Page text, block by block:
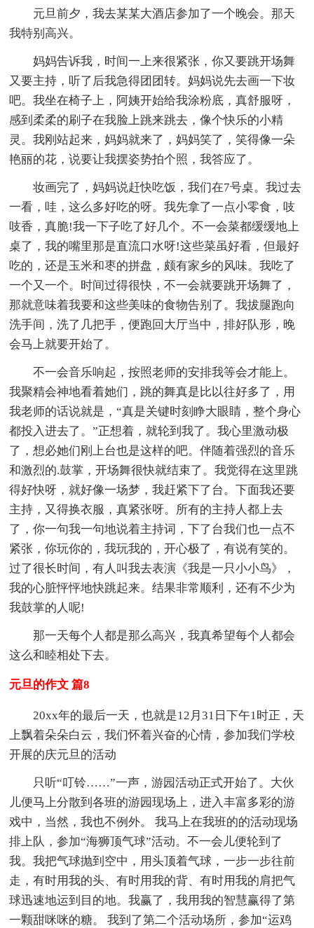
元旦前夕，我去某某大酒店参加了一个晚会。那天
我特别高兴。
妈妈告诉我，时间一上来很紧张，你又要跳开场舞
又要主持，听了后我急得团团转。妈妈说先去画一下妆
吧。我坐在椅子上，阿姨开始给我涂粉底，真舒服呀，
感到柔柔的刷子在我脸上跳来跳去，像个快乐的小精
灵。我刚站起来，妈妈就来了，妈妈笑了，笑得像一朵
艳丽的花，说要让我摆姿势拍个照，我答应了。
妆画完了，妈妈说赶快吃饭，我们在7号桌。我过去
一看，哇，这么多好吃的呀。我先拿了一点小零食，吱
吱香，真脆!我一下子吃了好几个。不一会菜都缓缓地上
桌了，我的嘴里那是直流口水呀!这些菜虽好看，但最好
吃的，还是玉米和枣的拼盘，颇有家乡的风味。我吃了
一个又一个。时间过得很快，不一会就要跳开场舞了，
那就意味着我要和这些美味的食物告别了。我拔腿跑向
洗手间，洗了几把手，便跑回大厅当中，排好队形，晚
会马上就要开始了。
不一会音乐响起，按照老师的安排我等会才能上。
我聚精会神地看着她们，跳的舞真是比以往好多了，用
我老师的话说就是，“真是关键时刻睁大眼睛，整个身心
都投入进去了。”正想着，就轮到我了。我心里激动极
了，想必她们刚上台也是这样的吧。伴随着强烈的音乐
和激烈的.鼓掌，开场舞很快就结束了。我觉得在这里跳
得好快呀，就好像一场梦，我赶紧下了台。下面我还要
主持，又得换衣服，真紧张呀。所有的主持人都上去
了，你一句我一句地说着主持词，下了台我们也一点不
紧张，你玩你的，我玩我的，开心极了，有说有笑的。
过了很长时间，有人叫我去表演《我是一只小小鸟》，
我的心脏怦怦地快跳起来。结果非常顺利，还有不少为
我鼓掌的人呢!
那一天每个人都是那么高兴，我真希望每个人都会
这么和睦相处下去。
元旦的作文 篇8
20xx年的最后一天，也就是12月31日下午1时正，天
上飘着朵朵白云，我们怀着兴奋的心情，参加我们学校
开展的庆元旦的活动
只听“叮铃……”一声，游园活动正式开始了。大伙
儿便马上分散到各班的游园现场上，进入丰富多彩的游
戏中，当然，我也不例外。 我马上在我班的的活动现场
排上队，参加“海狮顶气球”活动。不一会儿便轮到了
我。我把气球抛到空中，用头顶着气球，一步一步往前
走，有时用我的头、有时用我的背、有时用我的肩把气
球迅速地运到目的地。我赢了，我用我的智慧赢得了第
一颗甜咪咪的糖。 我到了第二个活动场所，参加“运鸡